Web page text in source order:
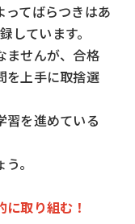
ってばらつきはあ
しています。
ませんが、合格
を上手に取捨選
習を進めている
。
取り組む！